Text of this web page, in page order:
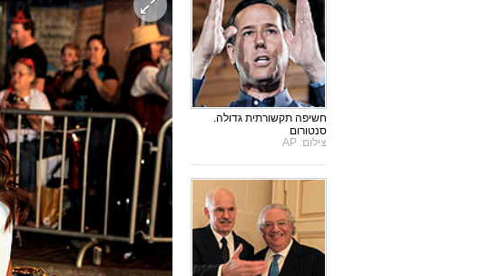
חשיפה תקשורתית גדולה.
סנטורום
צילום: AP